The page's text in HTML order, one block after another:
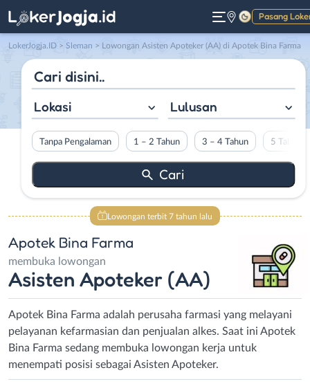
Pasang
Gelap
LokerJogja.ID > Sleman > Lowongan Asisten Apoteker (AA) di Apotek Bina Farma
Lokasi Lulusan
Tanpa Pengalaman 1 – 2 Tahun 3 – 4 Tahun 5 Tahun
Lowongan terbit 7 tahun lalu
Apotek Bina Farma
membuka lowongan
Asisten Apoteker (AA)
Apotek Bina Farma adalah perusaha farmasi yang melayani
pelayanan kefarmasian dan penjualan alkes. Saat ini Apotek
Bina Farma sedang membuka lowongan kerja untuk
menempati posisi sebagai Asisten Apoteker.